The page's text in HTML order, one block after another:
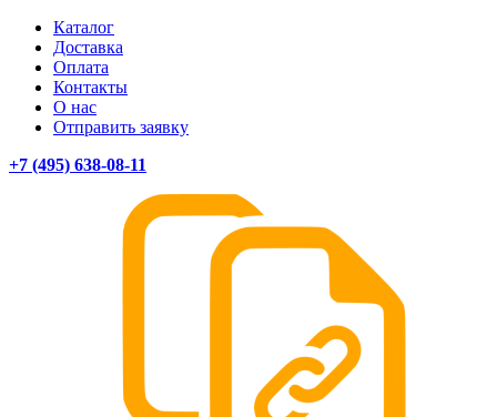
Каталог
Доставка
Оплата
Контакты
О нас
Отправить заявку
+7 (495) 638-08-11